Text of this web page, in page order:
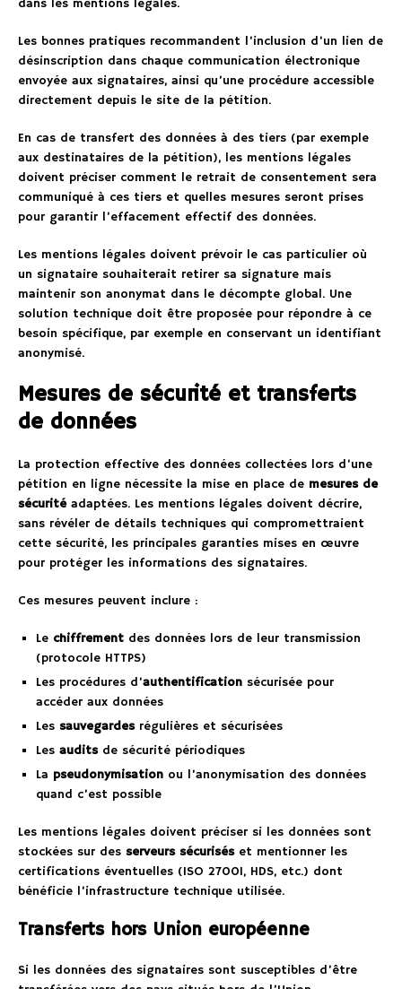
dans les mentions légales.
Les bonnes pratiques recommandent l’inclusion d’un lien de
désinscription dans chaque communication électronique
envoyée aux signataires, ainsi qu’une procédure accessible
directement depuis le site de la pétition.
En cas de transfert des données à des tiers (par exemple
aux destinataires de la pétition), les mentions légales
doivent préciser comment le retrait de consentement sera
communiqué à ces tiers et quelles mesures seront prises
pour garantir l’effacement effectif des données.
Les mentions légales doivent prévoir le cas particulier où
un signataire souhaiterait retirer sa signature mais
maintenir son anonymat dans le décompte global. Une
solution technique doit être proposée pour répondre à ce
besoin spécifique, par exemple en conservant un identifiant
anonymisé.
Mesures de sécurité et transferts
de données
La protection effective des données collectées lors d’une
pétition en ligne nécessite la mise en place de mesures de
sécuritéadaptées. Les mentions légales doivent décrire,
sans révéler de détails techniques qui compromettraient
cette sécurité, les principales garanties mises en œuvre
pour protéger les informations des signataires.
Ces mesures peuvent inclure :
Le chiffrement des données lors de leur transmission
(protocole HTTPS)
Les procédures d’authentification sécurisée pour
accéder aux données
Les sauvegardesrégulières et sécurisées
Les auditsde sécurité périodiques
La pseudonymisation ou l’anonymisation des données
quand c’est possible
Les mentions légales doivent préciser si les données sont
stockées sur des serveurs sécuriséset mentionner les
certifications éventuelles (ISO 27001, HDS, etc.) dont
bénéficie l’infrastructure technique utilisée.
Transferts hors Union européenne
Si les données des signataires sont susceptibles d’être